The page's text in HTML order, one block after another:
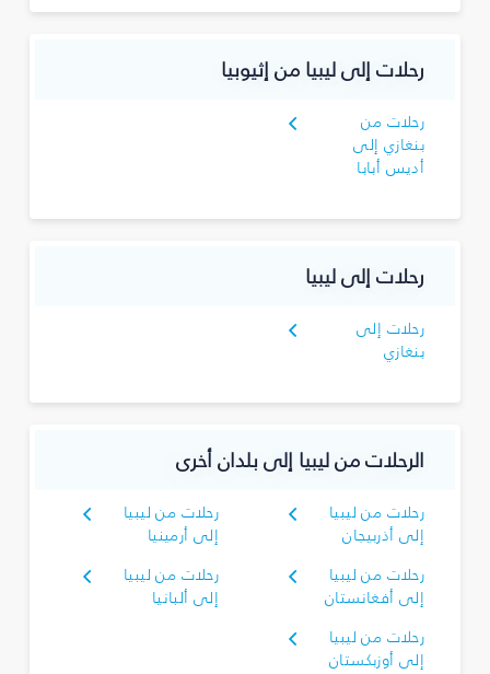
رحلات إلى ليبيا من إثيوبيا
رحلات من
بنغازي إلى
أديس أبابا
رحلات إلى ليبيا
رحلات إلى
بنغازي
الرحلات من ليبيا إلى بلدان أخرى
رحلات من ليبيا
إلى أذربيجان
رحلات من ليبيا
إلى أرمينيا
رحلات من ليبيا
إلى أفغانستان
رحلات من ليبيا
إلى ألبانيا
رحلات من ليبيا
إلى أوزبكستان